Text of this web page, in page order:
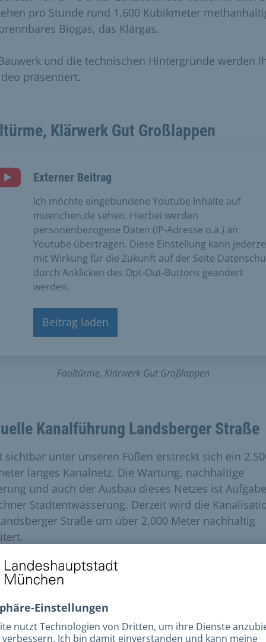
pro Stunde rund 1.600 Kubikmeter
Biogas, das Klärgas.
und die technischen Hintergründe werden
präsentiert.
Klärwerk Gut Großlappen
Externer Beitrag
Ich möchte eingebundene Youtube Inhalte auf
muenchen.de sehen. Hierbei werden
personenbezogene Daten (IP-Adresse o.ä.) an
Youtube übertragen. Diese Einstellung kann
mit Wirkung für die Zukunft auf der Seite
durch Anklicken des Opt-Out-Buttons geändert
werden.
Beitrag laden
Faultürme, Klärwerk Gut Großlappen
Kanalführung Landsberger Straße
sichtbar unter unseren Füßen erstreckt sich ein
langes Kanalnetz. Die Wartung, nachhaltige
und auch der Ausbau dieses Netzes ist
Stadtentwässerung. Derzeit wird die
Straße um über 2.000 Meter nachhaltig
wie sieht es da unten aus? Was passiert da genau?
Ihnen was sich unterirdisch alles tut. Über eine
Metern führen wir Sie durch einen Abschnitt der
Kanaltrasse mit einem Durchmesser von 3 Metern
Ihnen einen Einblick in das Baugeschehen der